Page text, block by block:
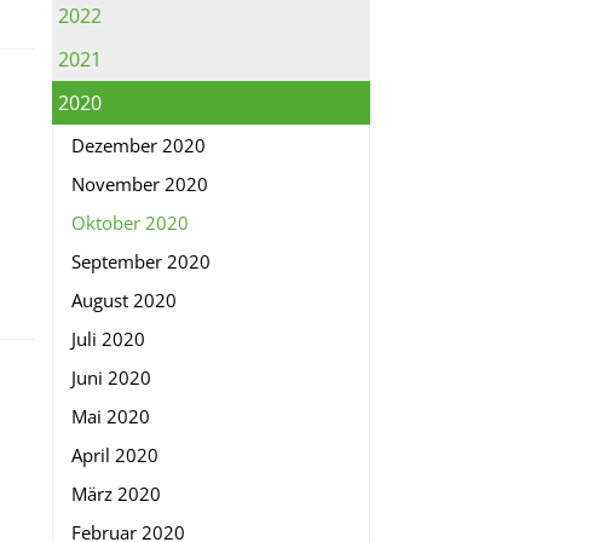
2022
2021
2020
Dezember 2020
November 2020
Oktober 2020
September 2020
August 2020
Juli 2020
Juni 2020
Mai 2020
April 2020
März 2020
Februar 2020